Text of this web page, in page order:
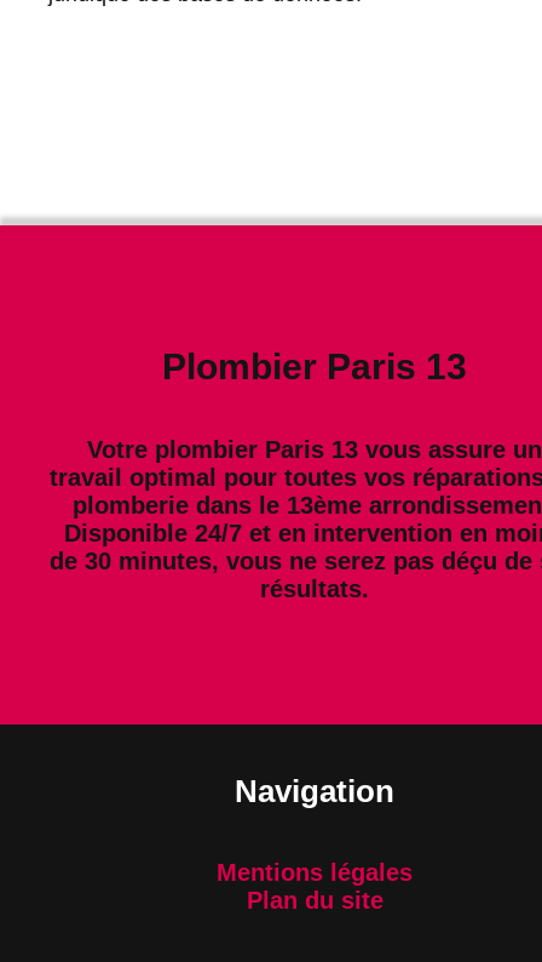
Navigation
Mentions légales
Plan du site
Plombier Paris 13
Votre plombier Paris 13 vous assure un
travail optimal pour toutes vos
plomberie dans le 13ème
Disponible 24/7 et en intervention en
de 30 minutes, vous ne serez pas déçu de
résultats.